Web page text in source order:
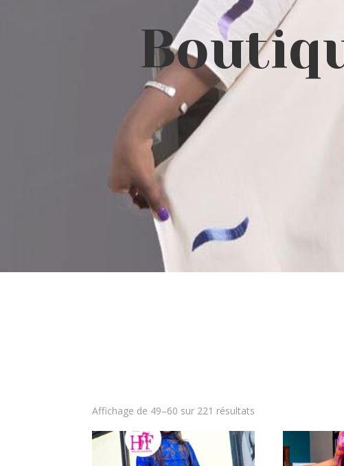
Affichage de 49–60 sur 221 résultats
plus
récent